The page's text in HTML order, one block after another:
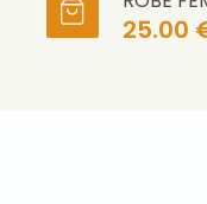
25.00